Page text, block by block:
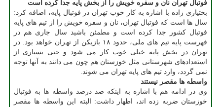
فوتبال تهران نان و سفره خویش را از بخش پایه جدا کرده است
بختیاری زاده با اشاره به کار خوب تهران در فوتبال پایه، اضافه کرد:
سال ها است که فوتبال تهران، نان و سفره خویش را از تیم های پایه
فوتبال کشور جدا کرده است و مطمئن باشید سال جاری هم در
فهرست پایه تیم های ملی، حدود ۱۸ بازیکن از تهران خواهد بود. در
تهران در بخش پایه خیلی خوب کار می شود و حتی بسیاری از
استعدادهای شهرستانی مثل خوزستان هم چون می دانند به آنها توجه
نمی گردد، وارد تیم های پایه تهران می شوند.
واسطه ها مقصر نیستند
وی در ادامه هم با اشاره به اینکه صد درصد واسطه ها به فوتبال
خوزستان ضربه زده اند، اظهار داشت: البته این واسطه ها مقصر